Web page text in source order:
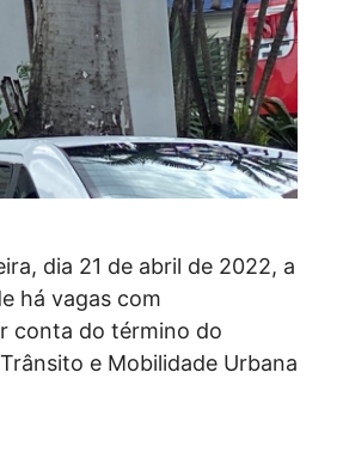
dia 21 de abril de 2022, a
há vagas com
conta do término do
e Mobilidade Urbana